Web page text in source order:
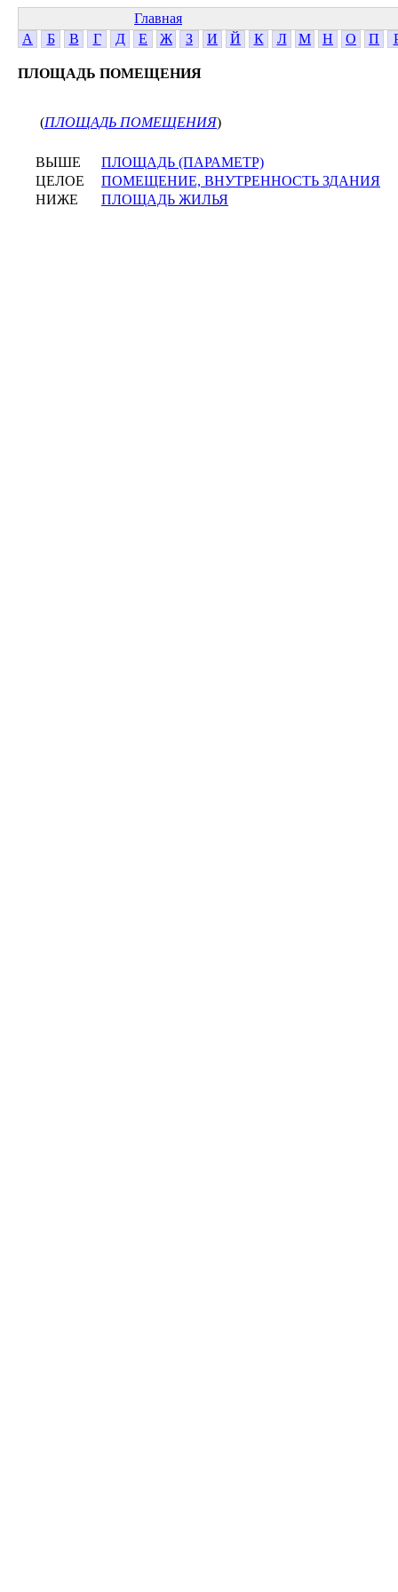
Главная
А
Б В Г Д Е Ж З И Й К Л М Н О П
ПЛОЩАДЬ ПОМЕЩЕНИЯ
(ПЛОЩАДЬ ПОМЕЩЕНИЯ)
ВЫШЕ
ПЛОЩАДЬ (ПАРАМЕТР)
ЦЕЛОЕ
ПОМЕЩЕНИЕ, ВНУТРЕННОСТЬ ЗДАНИЯ
НИЖЕ
ПЛОЩАДЬ ЖИЛЬЯ